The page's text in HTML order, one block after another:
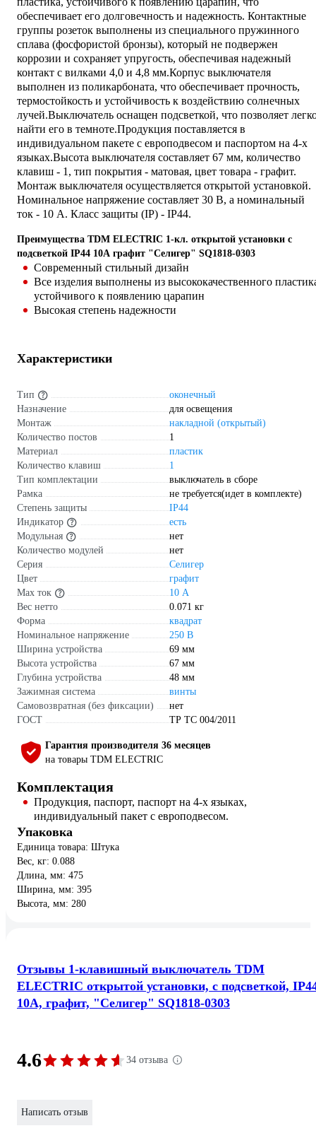
обеспечивает его долговечность и надежность. Контактные
группы розеток выполнены из специального пружинного
сплава (фосфористой бронзы), который не подвержен
коррозии и сохраняет упругость, обеспечивая надежный
контакт с вилками 4,0 и 4,8 мм.Корпус выключателя
выполнен из поликарбоната, что обеспечивает прочность,
термостойкость и устойчивость к воздействию солнечных
лучей.Выключатель оснащен подсветкой, что позволяет
найти его в темноте.Продукция поставляется в
индивидуальном пакете с европодвесом и паспортом на 4-х
языках.Высота выключателя составляет 67 мм, количество
клавиш - 1, тип покрытия - матовая, цвет товара - графит.
Монтаж выключателя осуществляется открытой установкой.
Номинальное напряжение составляет 30 В, а номинальный
ток - 10 А. Класс защиты (IP) - IP44.
Преимущества TDM ELECTRIC 1-кл. открытой установки с
подсветкой IP44 10А графит "Селигер" SQ1818-0303
Современный стильный дизайн
Все изделия выполнены из высококачественного
устойчивого к появлению царапин
Высокая степень надежности
Характеристики
Тип
оконечный
Назначение
для освещения
Монтаж
накладной (открытый)
Количество постов
1
Материал
пластик
Количество клавиш
1
Тип комплектации
выключатель в сборе
Рамка
не требуется(идет в комплекте)
Степень защиты
IP44
Индикатор
есть
Модульная
нет
Количество модулей
нет
Серия
Селигер
Цвет
графит
Max ток
10 А
Вес нетто
0.071 кг
Форма
квадрат
Номинальное напряжение
250 В
Ширина устройства
69 мм
Высота устройства
67 мм
Глубина устройства
48 мм
Зажимная система
винты
Самовозвратная (без фиксации)
нет
ГОСТ
ТР ТС 004/2011
Гарантия производителя 36 месяцев
на товары TDM ELECTRIC
Комплектация
Продукция, паспорт, паспорт на 4-х языках,
индивидуальный пакет с европодвесом.
Упаковка
Единица товара: Штука
Вес, кг: 0.088
Длина, мм: 475
Ширина, мм: 395
Высота, мм: 280
Отзывы 1-клавишный выключатель TDM
ELECTRIC открытой установки, с подсветкой,
10А, графит, "Селигер" SQ1818-0303
4.6 34 отзыва
Написать отзыв